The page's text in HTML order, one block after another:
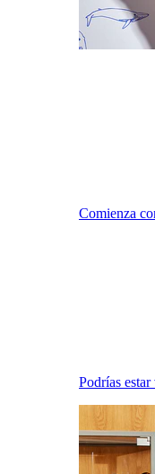
Comienza
Podrías